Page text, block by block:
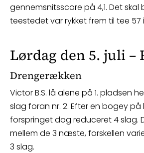
gennemsnitsscore på 4,1. Det
teestedet var rykket frem til tee 57
Lørdag den 5. juli –
Drengerækken
Victor B.S. lå alene på 1. pladsen
slag foran nr. 2. Efter en bogey på
forspringet dog reduceret 4 slag.
mellem de 3 næste, forskellen
3 slag.